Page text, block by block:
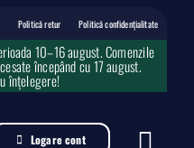
Politică retur Politică confidențialitate
10–16 august. Comenzile
începând cu 17 august.
înțelegere!
Logare cont